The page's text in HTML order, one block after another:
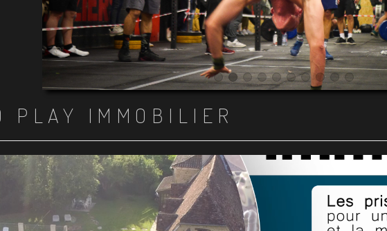
Item 1
Item 2
Item 3
Item 4
Item 5
Item 6
Item 7
Item 8
Item 9
Item
PLAY IMMOBILIER